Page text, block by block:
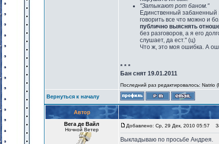
"Затыкают рот баном."
Единственный забаненный
говорить все что можно и
публично выяснять
без разговоров, а я его
слушает, да ест." (ц)
Что ж, это моя ошибка. А
* * *
Бан снят 19.01.2011
Последний раз редактировалось: Natrio
Вернуться к началу
Автор
Вега де Вайл
Ночной Ветер
Добавлено: Ср, 29 Дек, 2010 05:57
Выкладываю по просьбе Андрея.